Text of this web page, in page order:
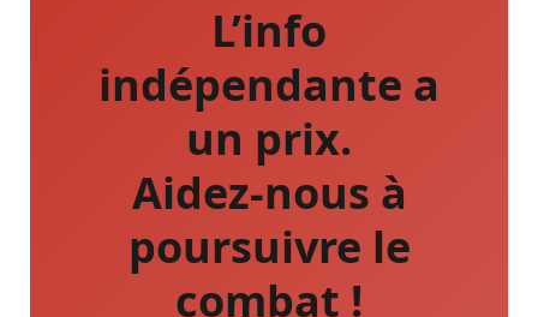
L’info
indépendante a
un prix.
Aidez-nous à
poursuivre le
combat !